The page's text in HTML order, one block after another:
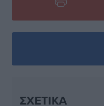
ΣΧΕΤΙΚΆ